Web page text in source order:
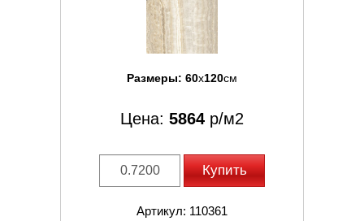
Размеры: 60x120см
Цена: 5864 р/м2
Купить
Артикул: 110361